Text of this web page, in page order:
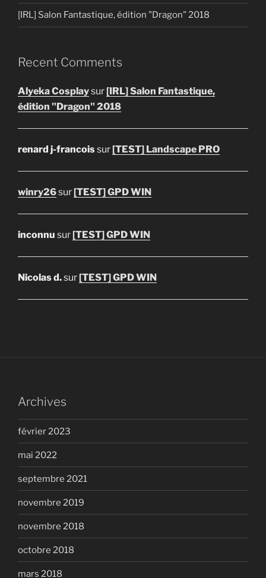
[IRL] Salon Fantastique, édition "Dragon" 2018
Recent Comments
Alyeka Cosplaysur [IRL] Salon Fantastique,
édition "Dragon" 2018
renard j-francoissur [TEST] Landscape PRO
winry26sur [TEST] GPD WIN
inconnu sur [TEST] GPD WIN
Nicolas d.sur [TEST] GPD WIN
Archives
février 2023
mai 2022
septembre 2021
novembre 2019
novembre 2018
octobre 2018
mars 2018